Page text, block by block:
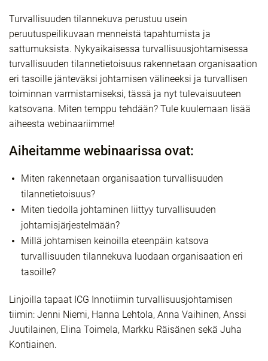
Turvallisuuden tilannekuva perustuu usein
peruutuspeilikuvaan menneistä tapahtumista ja
sattumuksista. Nykyaikaisessa turvallisuusjohtamisessa
turvallisuuden tilannetietoisuus rakennetaan organisaation
eri tasoille jänteväksi johtamisen välineeksi ja turvallisen
toiminnan varmistamiseksi, tässä ja nyt tulevaisuuteen
katsovana. Miten temppu tehdään? Tule kuulemaan lisää
aiheesta webinaariimme!
Aiheitamme webinaarissa ovat:
Miten rakennetaan organisaation turvallisuuden
tilannetietoisuus?
Miten tiedolla johtaminen liittyy turvallisuuden
johtamisjärjestelmään?
Millä johtamisen keinoilla eteenpäin katsova
turvallisuuden tilannekuva luodaan organisaation eri
tasoille?
Linjoilla tapaat ICG Innotiimin turvallisuusjohtamisen
tiimin: Jenni Niemi, Hanna Lehtola, Anna Vaihinen, Anssi
Juutilainen, Elina Toimela, Markku Räisänen sekä Juha
Kontiainen.